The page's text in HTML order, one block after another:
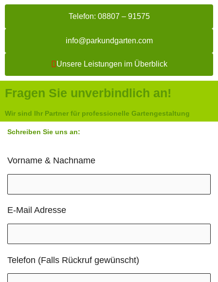
Telefon: 08807 – 91575
info@parkundgarten.com
Unsere Leistungen im Überblick
Fragen Sie unverbindlich an!
Wir sind Ihr Partner für professionelle Gartengestaltung
Schreiben Sie uns an:
Vorname & Nachname
E-Mail Adresse
Telefon (Falls Rückruf gewünscht)